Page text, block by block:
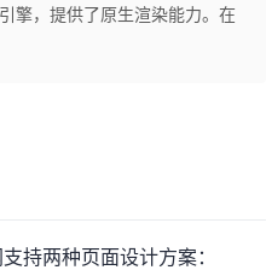
擎，提供了原生渲染能力。在
持两种页面设计方案：